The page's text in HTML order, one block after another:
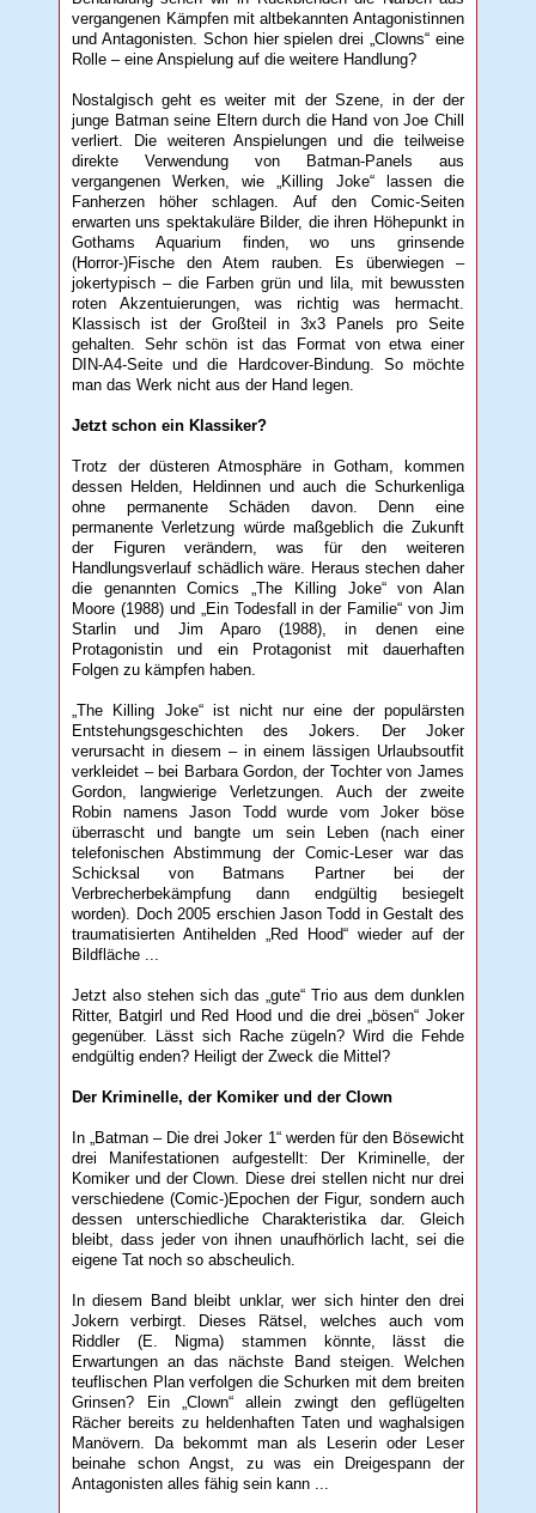
vergangenen Kämpfen mit altbekannten Antagonistinnen
und Antagonisten. Schon hier spielen drei „Clowns“ eine
Rolle – eine Anspielung auf die weitere Handlung?
Nostalgisch geht es weiter mit der Szene, in der der
junge Batman seine Eltern durch die Hand von Joe Chill
verliert. Die weiteren Anspielungen und die teilweise
direkte Verwendung von Batman-Panels aus
vergangenen Werken, wie „Killing Joke“ lassen die
Fanherzen höher schlagen. Auf den Comic-Seiten
erwarten uns spektakuläre Bilder, die ihren Höhepunkt in
Gothams Aquarium finden, wo uns grinsende
(Horror-)Fische den Atem rauben. Es überwiegen –
jokertypisch – die Farben grün und lila, mit bewussten
roten Akzentuierungen, was richtig was hermacht.
Klassisch ist der Großteil in 3x3 Panels pro Seite
gehalten. Sehr schön ist das Format von etwa einer
DIN-A4-Seite und die Hardcover-Bindung. So möchte
man das Werk nicht aus der Hand legen.
Jetzt schon ein Klassiker?
Trotz der düsteren Atmosphäre in Gotham, kommen
dessen Helden, Heldinnen und auch die Schurkenliga
ohne permanente Schäden davon. Denn eine
permanente Verletzung würde maßgeblich die Zukunft
der Figuren verändern, was für den weiteren
Handlungsverlauf schädlich wäre. Heraus stechen daher
die genannten Comics „The Killing Joke“ von Alan
Moore (1988) und „Ein Todesfall in der Familie“ von Jim
Starlin und Jim Aparo (1988), in denen eine
Protagonistin und ein Protagonist mit dauerhaften
Folgen zu kämpfen haben.
„The Killing Joke“ ist nicht nur eine der populärsten
Entstehungsgeschichten des Jokers. Der Joker
verursacht in diesem – in einem lässigen Urlaubsoutfit
verkleidet – bei Barbara Gordon, der Tochter von James
Gordon, langwierige Verletzungen. Auch der zweite
Robin namens Jason Todd wurde vom Joker böse
überrascht und bangte um sein Leben (nach einer
telefonischen Abstimmung der Comic-Leser war das
Schicksal von Batmans Partner bei der
Verbrecherbekämpfung dann endgültig besiegelt
worden). Doch 2005 erschien Jason Todd in Gestalt des
traumatisierten Antihelden „Red Hood“ wieder auf der
Bildfläche ...
Jetzt also stehen sich das „gute“ Trio aus dem dunklen
Ritter, Batgirl und Red Hood und die drei „bösen“ Joker
gegenüber. Lässt sich Rache zügeln? Wird die Fehde
endgültig enden? Heiligt der Zweck die Mittel?
Der Kriminelle, der Komiker und der Clown
In „Batman – Die drei Joker 1“ werden für den Bösewicht
drei Manifestationen aufgestellt: Der Kriminelle, der
Komiker und der Clown. Diese drei stellen nicht nur drei
verschiedene (Comic-)Epochen der Figur, sondern auch
dessen unterschiedliche Charakteristika dar. Gleich
bleibt, dass jeder von ihnen unaufhörlich lacht, sei die
eigene Tat noch so abscheulich.
In diesem Band bleibt unklar, wer sich hinter den drei
Jokern verbirgt. Dieses Rätsel, welches auch vom
Riddler (E. Nigma) stammen könnte, lässt die
Erwartungen an das nächste Band steigen. Welchen
teuflischen Plan verfolgen die Schurken mit dem breiten
Grinsen? Ein „Clown“ allein zwingt den geflügelten
Rächer bereits zu heldenhaften Taten und waghalsigen
Manövern. Da bekommt man als Leserin oder Leser
beinahe schon Angst, zu was ein Dreigespann der
Antagonisten alles fähig sein kann ...